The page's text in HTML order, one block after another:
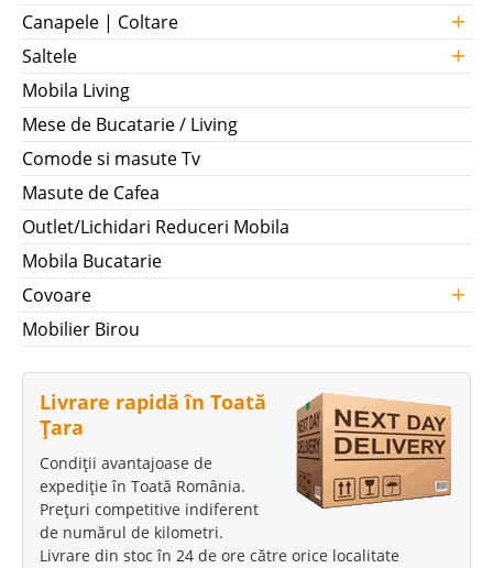
Canapele | Coltare +
Saltele +
Mobila Living
Mese de Bucatarie / Living
Comode si masute Tv
Masute de Cafea
Outlet/Lichidari Reduceri Mobila
Mobila Bucatarie
Covoare
+
Mobilier Birou
Livrare rapidă în Toată
Țara
Condiții avantajoase de
expediție în Toată România.
Prețuri competitive indiferent
de numărul de kilometri.
Livrare din stoc în 24 de ore către orice localitate